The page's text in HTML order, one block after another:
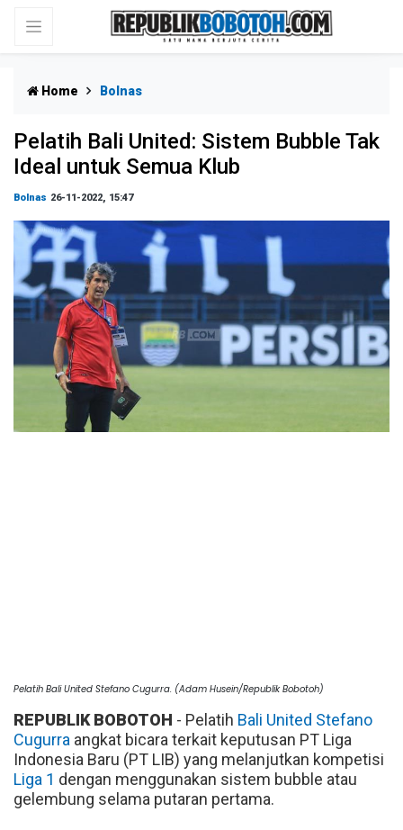
Home Bolnas
Pelatih Bali United: Sistem Bubble Tak
Ideal untuk Semua Klub
Bolnas 26-11-2022, 15:47
Pelatih Bali United Stefano Cugurra. (Adam Husein/Republik Bobotoh)
REPUBLIK BOBOTOH - Pelatih Bali United Stefano
Cugurra angkat bicara terkait keputusan PT Liga
Indonesia Baru (PT LIB) yang melanjutkan kompetisi
Liga 1 dengan menggunakan sistem bubble atau
gelembung selama putaran pertama.